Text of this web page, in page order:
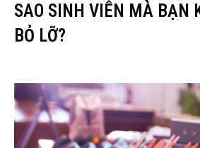
SAO SINH VIÊN MÀ BẠN
BỎ LỠ?